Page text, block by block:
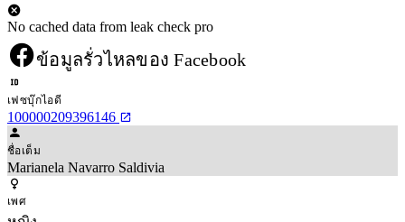
No cached data from leak check pro
ข้อมูลรั่วไหลของ Facebook
เฟซบุ๊กไอดี
100000209396146
ชื่อเต็ม
Marianela Navarro Saldivia
เพศ